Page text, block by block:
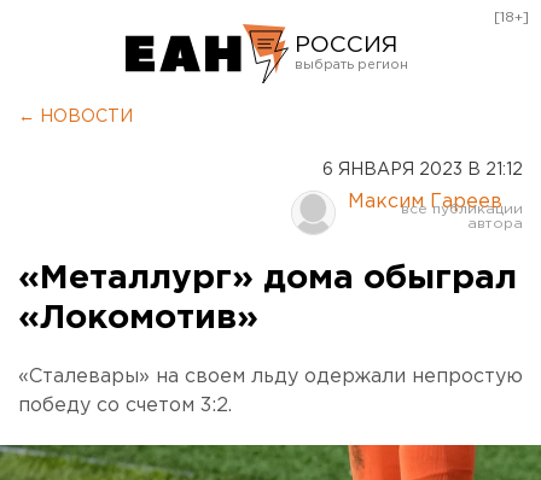
РОССИЯ
Курган
Оренбург
[18+]
← НОВОСТИ
6 ЯНВАРЯ 2023 В 21:12
Максим Гареев
«Металлург» дома обыграл
«Локомотив»
«Сталевары» на своем льду одержали непростую
победу со счетом 3:2.